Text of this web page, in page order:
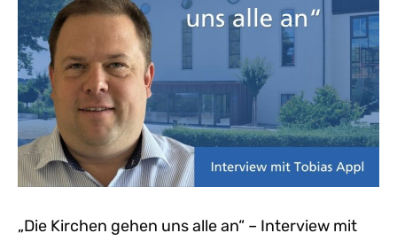
„Die Kirchen gehen uns alle an“ – Interview mit